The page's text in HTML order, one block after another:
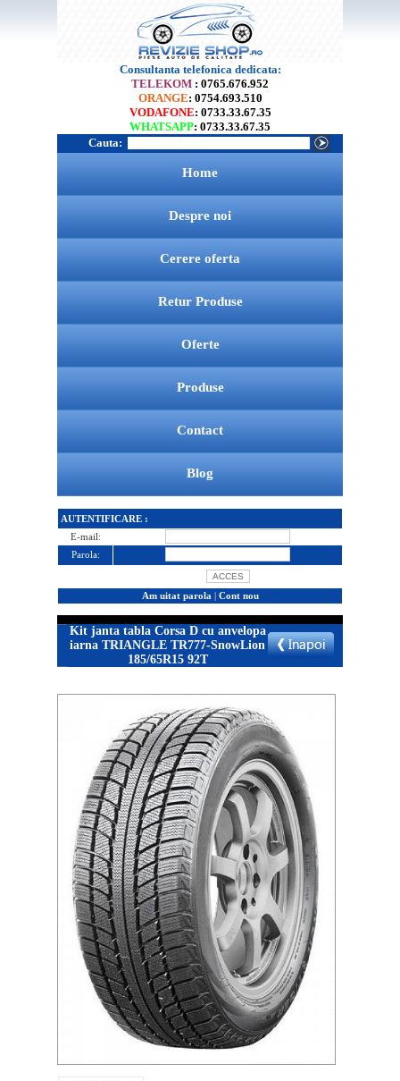
Consultanta telefonica dedicata:
TELEKOM : 0765.676.952
ORANGE: 0754.693.510
VODAFONE: 0733.33.67.35
WHATSAPP: 0733.33.67.35
Cauta:
Home
Despre noi
Cerere oferta
Retur Produse
Oferte
Produse
Contact
Blog
AUTENTIFICARE :
E-mail:
Parola:
Am uitat parola | Cont nou
Kit janta tabla Corsa D cu anvelopa
iarna TRIANGLE TR777-SnowLion
185/65R15 92T